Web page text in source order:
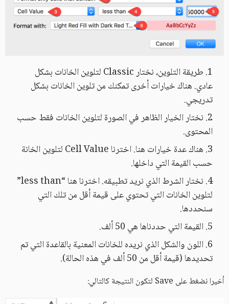
طريقة التلوين، نختار Classic لتلوين الخانات بشكل
عادي. هناك خيارات أخرى تمكنك من تلوين الخانات بشكل
تدريجي.
نختار الخيار الظاهر في الصورة لتلوين الخانات فقط حسب
المحتوى.
هناك عدة خيارات هنا. اخترنا Cell Value لتلوين الخانة
حسب القيمة التي داخلها.
نختار الشرط الذي نريد تطبيقه. اخترنا هنا “less than”
لتلوين الخانات التي تحتوي على قيمة أقل من تلك التي
سنحددها.
القيمة التي حددناها هي 50 ألف.
اللون والشكل الذي نريده للخانات المعنية بالقاعدة التي تم
تحديدها (قيمة أقل من 50 ألف في هذه الحالة).
أخيرا نضغط على Save لتكون النتيجة كالتالي: